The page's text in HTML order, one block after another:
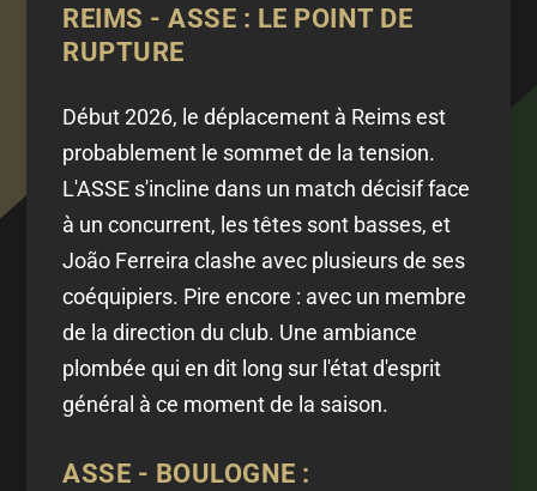
REIMS - ASSE : LE POINT DE
RUPTURE
Début 2026, le déplacement à Reims est
probablement le sommet de la tension.
L'ASSE s'incline dans un match décisif face
à un concurrent, les têtes sont basses, et
João Ferreira clashe avec plusieurs de ses
coéquipiers. Pire encore : avec un membre
de la direction du club. Une ambiance
plombée qui en dit long sur l'état d'esprit
général à ce moment de la saison.
ASSE - BOULOGNE :